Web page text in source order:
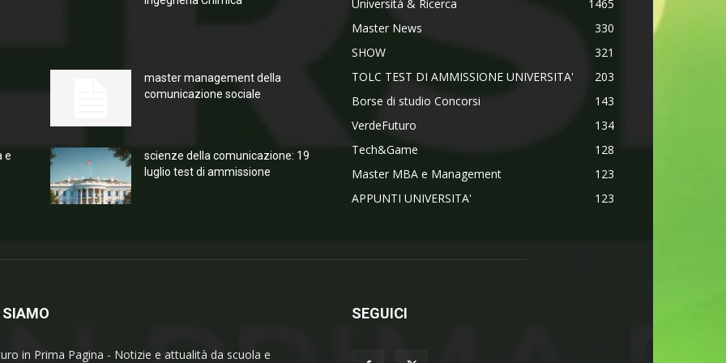
e
master management della
comunicazione sociale
scienze della comunicazione: 19
luglio test di ammissione
Università & Ricerca
1465
Master News
330
SHOW
321
TOLC TEST DI AMMISSIONE UNIVERSITA'
203
Borse di studio Concorsi
143
VerdeFuturo
134
Tech&Game
128
Master MBA e Management
123
APPUNTI UNIVERSITA'
123
in Prima Pagina - Notizie e attualità da scuola e
SEGUICI